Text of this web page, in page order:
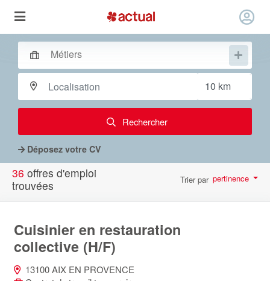
Rechercher
Déposez votre CV
36 offres d'emploi
trouvées
Trier par pertinence
Cuisinier en restauration
collective (H/F)
13100 AIX EN PROVENCE